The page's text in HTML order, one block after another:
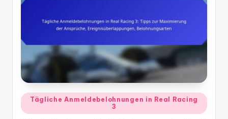
Posted
in
Tägliche Anmeldebelohnungen in Real Racing
3